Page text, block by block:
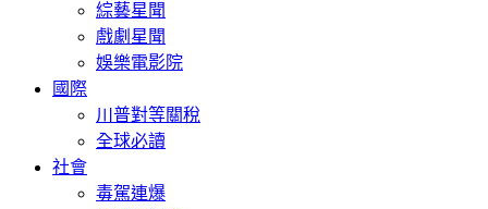
綜藝星聞
戲劇星聞
娛樂電影院
國際
川普對等關稅
全球必讀
社會
毒駕連爆